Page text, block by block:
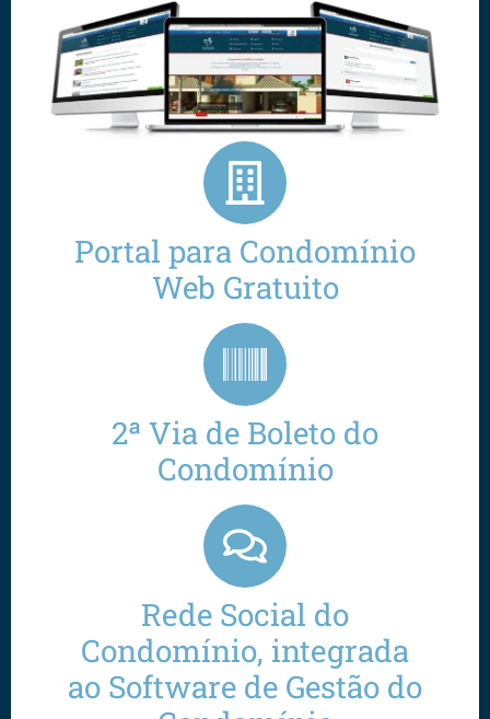
Portal para Condomínio
Web Gratuito
2ª Via de Boleto do
Condomínio
Rede Social do
Condomínio, integrada
ao Software de Gestão do